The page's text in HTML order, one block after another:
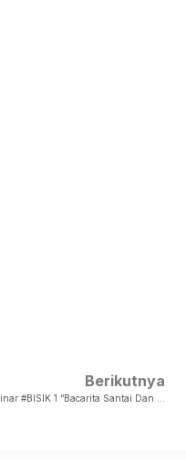
Berikutnya